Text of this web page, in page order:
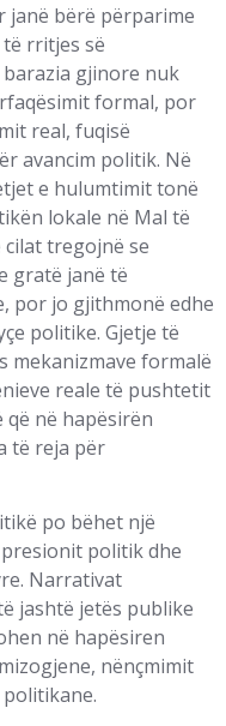
janë bërë përparime
rritjes së
gjinore nuk
formal, por
real, fuqisë
avancim politik. Në
e hulumtimit tonë
lokale në Mal të
tregojnë se
gratë janë të
por jo gjithmonë edhe
politike. Gjetje të
mekanizmave formalë
reale të pushtetit
në hapësirën
të reja për
po bëhet një
politik dhe
Narrativat
jashtë jetës publike
në hapësiren
nënçmimit